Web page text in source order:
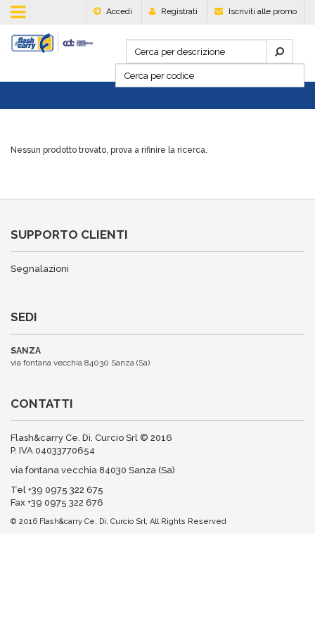
Accedi Registrati Iscriviti alle promo
Nessun prodotto trovato, prova a rifinire la ricerca.
SUPPORTO CLIENTI
Segnalazioni
SEDI
SANZA
via fontana vecchia 84030 Sanza (Sa)
CONTATTI
Flash&carry Ce. Di. Curcio Srl © 2016
P. IVA 04033770654
via fontana vecchia 84030 Sanza (Sa)
Tel +39 0975 322 675
Fax +39 0975 322 676
© 2016 Flash&carry Ce. Di. Curcio Srl, All Rights Reserved